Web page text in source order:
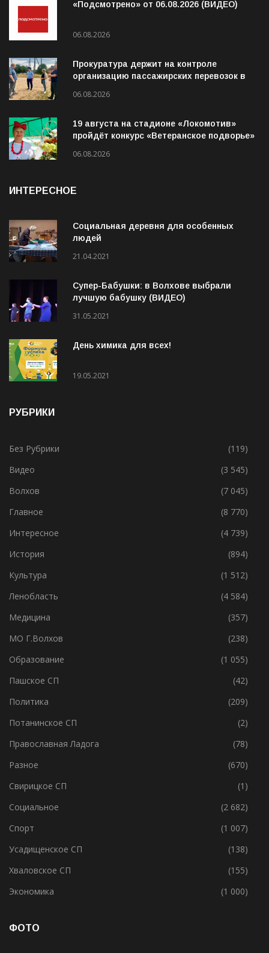
«Подсмотрено» от 06.08.2026 (ВИДЕО)
06.08.2026
Прокуратура держит на контроле
06.08.2026
19 августа на стадионе «Локомотив»
Социальная деревня для особенных
21.04.2021
Супер-Бабушки: в Волхове выбрали
31.05.2021
День химика для всех!
Без Рубрики
(119)
Видео
(3 545)
Волхов
(7 045)
Главное
(8 770)
Интересное
(4 739)
История
(894)
Культура
(1 512)
Ленобласть
(4 584)
Медицина
(357)
МО Г.Волхов
(238)
Образование
(1 055)
Пашское СП
(42)
Политика
(209)
Потанинское СП
(2)
Православная Ладога
(78)
Разное
(670)
Свирицкое СП
(1)
Социальное
(2 682)
Спорт
(1 007)
Усадищенское СП
(138)
Хваловское СП
(155)